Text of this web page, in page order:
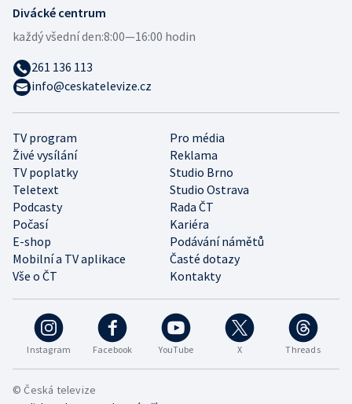
Instagram Facebook YouTube X Threads
TV program
Pro média
Živé vysílání
Reklama
TV poplatky
Studio Brno
Teletext
Studio Ostrava
Podcasty
Rada ČT
Počasí
Kariéra
E-shop
Podávání námětů
Mobilní a TV aplikace
Časté dotazy
Vše o ČT
Kontakty
Divácké centrum
každý všední den:8:00—16:00 hodin
261 136 113
info@ceskatelevize.cz
© Česká televize